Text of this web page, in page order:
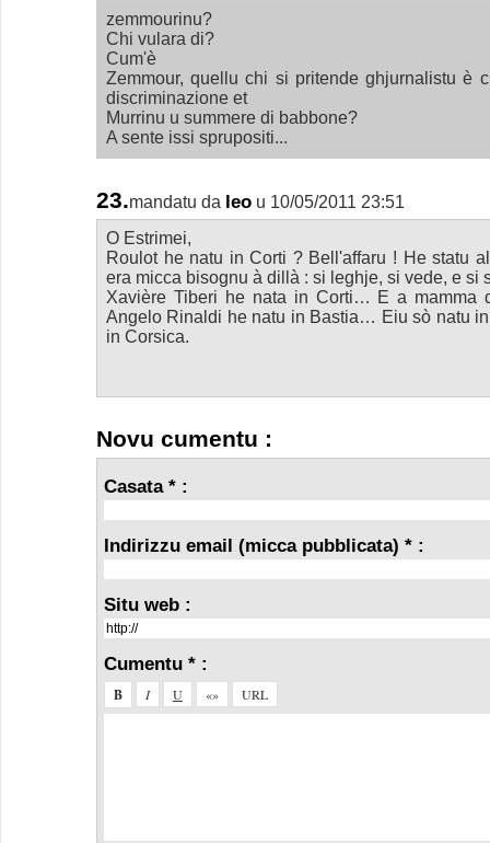
zemmourinu?
Chi vulara di?
Cum'è
Zemmour, quellu chi si pritende ghjurnalistu è
discriminazione et
Murrinu u summere di babbone?
A sente issi sprupositi...
23.mandatu da leo u 10/05/2011 23:51
O Estrimei,
Roulot he natu in Corti ? Bell'affaru ! He statu
era micca bisognu à dillà : si leghje, si vede, e si
Xavière Tiberi he nata in Corti… E a mamma
Angelo Rinaldi he natu in Bastia… Eiu sò natu
in Corsica.
Novu cumentu :
Casata * :
Indirizzu email (micca pubblicata) * :
Situ web :
Cumentu * :